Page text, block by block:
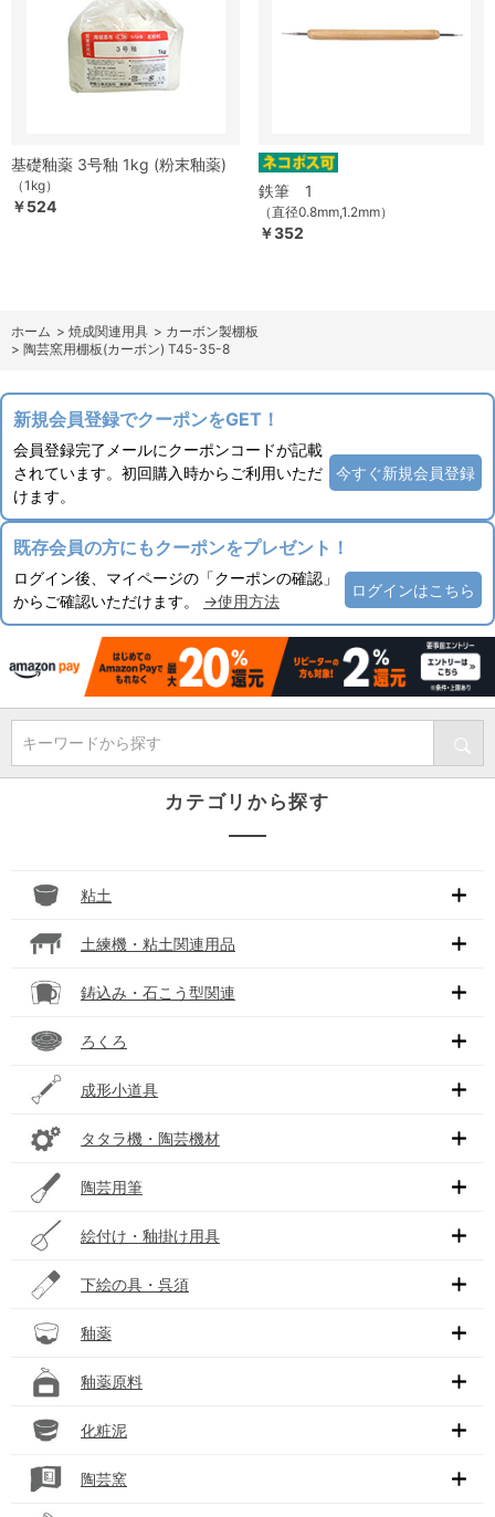
基礎釉薬 3号釉 1kg (粉末釉薬)
（1kg）
￥524
鉄筆 1
（直径0.8mm,1.2mm）
￥352
ホーム > 焼成関連用具 > カーボン製棚板
> 陶芸窯用棚板(カーボン) T45-35-8
新規会員登録でクーポンをGET！
会員登録完了メールにクーポンコードが記載
されています。初回購入時からご利用いただ
けます。
今すぐ新規会員登録
既存会員の方にもクーポンをプレゼント！
ログイン後、マイページの「クーポンの確認」
からご確認いただけます。 →使用方法
ログインはこちら
キーワードから探す
カテゴリから探す
粘土
土練機・粘土関連用品
鋳込み・石こう型関連
ろくろ
成形小道具
タタラ機・陶芸機材
陶芸用筆
絵付け・釉掛け用具
下絵の具・呉須
釉薬
釉薬原料
化粧泥
陶芸窯